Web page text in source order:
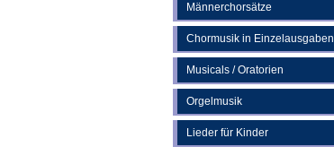
Männerchorsätze
Chormusik in Einzelausgaben
Musicals / Oratorien
Orgelmusik
Lieder für Kinder